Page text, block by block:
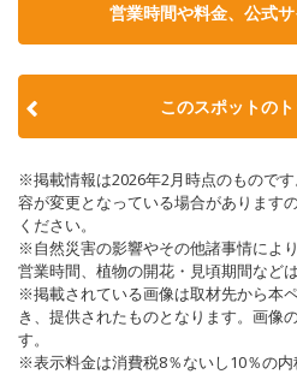
営業時間や料金、公式
このスポットの
※掲載情報は2026年2月時点のもので
容が変更となっている場合があります
ください。
※自然災害の影響やその他諸事情によ
営業時間、植物の開花・見頃期間など
※掲載されている画像は取材先から本
き、提供されたものとなります。画像
す。
※表示料金は消費税8％ないし10％の内